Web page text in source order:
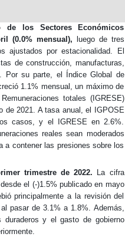
de los Sectores Económicos
(0.0% mensual), luego de tres
ajustados por estacionalidad. El
de construcción, manufacturas,
Por su parte, el Índice Global de
1.1% mensual, un máximo de
totales (IGRESE)
de 2021. A tasa anual, el IGPOSE
casos, y el IGRESE en 2.6%.
reales sean moderados
a contener las presiones sobre los
trimestre de 2022. La cifra
el (-)1.5% publicado en mayo
principalmente a la revisión del
pasar de 3.1% a 1.8%. Además,
duraderos y el gasto de gobierno